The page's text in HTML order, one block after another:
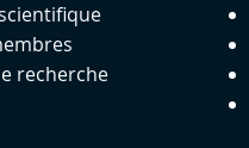
recherche